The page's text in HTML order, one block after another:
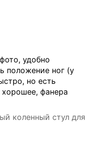
удобно
положение ног (у
но есть
хорошее, фанера
коленный стул для